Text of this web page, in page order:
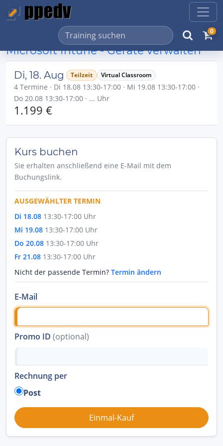
0
Microsoft Intune - Geräte verwalten
Di, 18. Aug Teilzeit Virtual Classroom
4 Termine · Di 18.08 13:30-17:00 · Mi 19.08 13:30-17:00 ·
Do 20.08 13:30-17:00 · ... Uhr
1.199 €
Kurs buchen
Sie erhalten anschließend eine E-Mail mit dem
Buchungslink.
AUSGEWÄHLTER TERMIN
Di 18.08 13:30-17:00 Uhr
Mi 19.08 13:30-17:00 Uhr
Do 20.08 13:30-17:00 Uhr
Fr 21.08 13:30-17:00 Uhr
Nicht der passende Termin? Termin ändern
E-Mail
Promo ID (optional)
Rechnung per
Post